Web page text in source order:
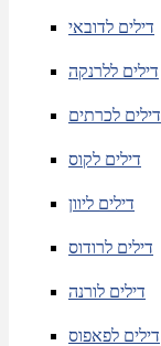
דילים לדובאי
דילים ללרנקה
דילים לכרתים
דילים לקוס
דילים ליוון
דילים לרודוס
דילים לורנה
דילים לפאפוס